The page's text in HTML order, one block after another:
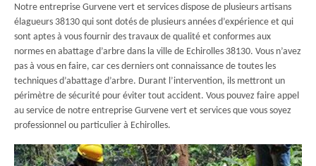
Notre entreprise Gurvene vert et services dispose de plusieurs artisans
élagueurs 38130 qui sont dotés de plusieurs années d’expérience et qui
sont aptes à vous fournir des travaux de qualité et conformes aux
normes en abattage d’arbre dans la ville de Echirolles 38130. Vous n’avez
pas à vous en faire, car ces derniers ont connaissance de toutes les
techniques d’abattage d’arbre. Durant l’intervention, ils mettront un
périmètre de sécurité pour éviter tout accident. Vous pouvez faire appel
au service de notre entreprise Gurvene vert et services que vous soyez
professionnel ou particulier à Echirolles.